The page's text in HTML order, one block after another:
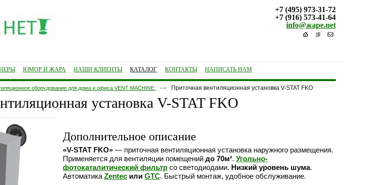
+7 (495) 973-31-72
+7 (916) 573-41-64
info@жаре.net
ЮМОР И ЖАРА НАШИ КЛИЕНТЫ КАТАЛОГ КОНТАКТЫ НАПИСАТЬ НАМ
оборудование для дома и офиса VENT MACHINE Приточная вентиляционная установка V-STAT FKO
установка V-STAT FKO
Дополнительное описание
«V-STAT FKO»— приточная вентиляционная установка наружного размещения.
Применяется для вентиляции помещений до 70м². Угольно-
фотокаталитический фильтрсо светодиодами. Низкий уровень шума.
Автоматика Zentecили GTC. Быстрый монтаж, удобное обслуживание.